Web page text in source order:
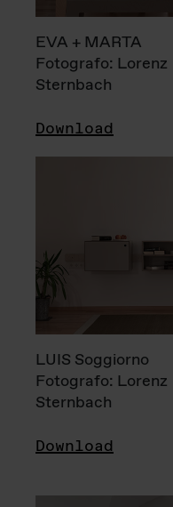
EVA + MARTA
Fotografo: Lorenz
Sternbach
Download
LUIS Soggiorno
Fotografo: Lorenz
Sternbach
Download